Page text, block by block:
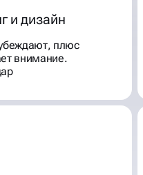
и дизайн
плюс
внимание.